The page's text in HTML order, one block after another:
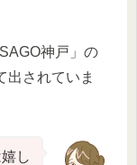
神戸」の
出されていま
し